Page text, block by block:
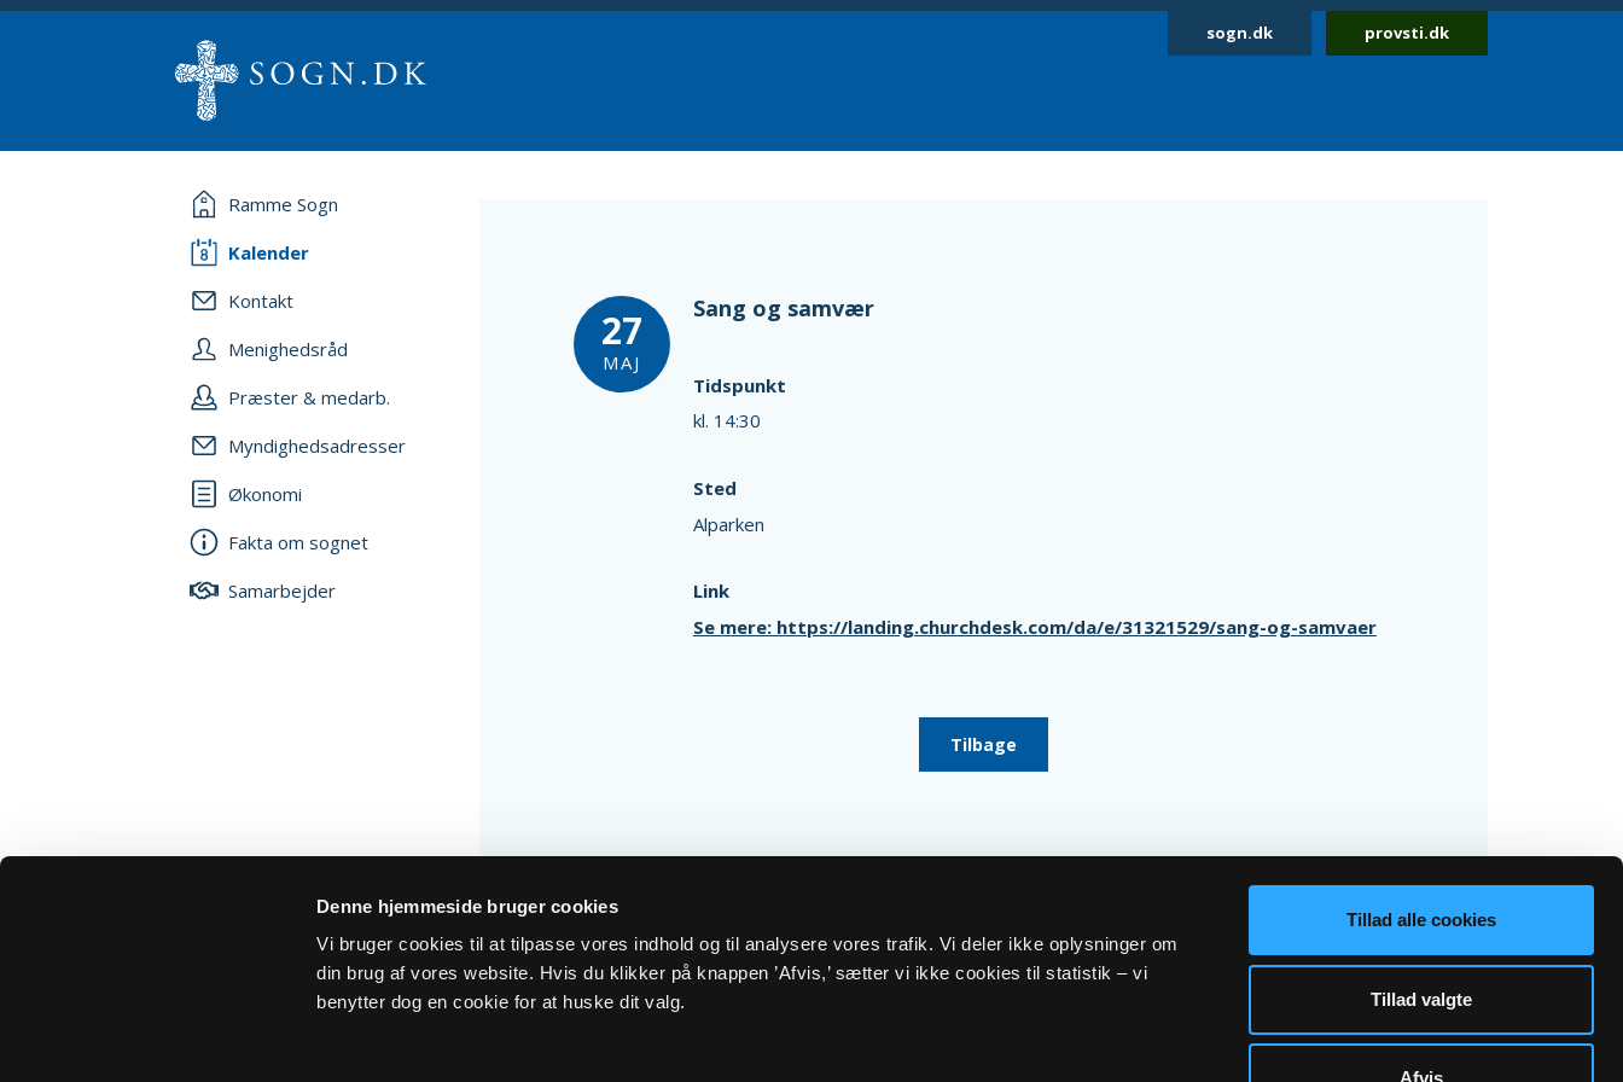
Denne hjemmeside bruger cookies
Vi bruger cookies til at tilpasse vores indhold og til analysere vores trafik. Vi deler ikke oplysninger om
din brug af vores website. Hvis du klikker på knappen ’Afvis,’ sætter vi ikke cookies til statistik – vi
benytter dog en cookie for at huske dit valg.
Tillad alle cookies
Tillad valgte
Afvis
sogn.dk provsti.dk
Ramme Sogn
Kalender
Kontakt
Menighedsråd
Præster & medarb.
Myndighedsadresser
Økonomi
Fakta om sognet
Samarbejder
27
MAJ
Sang og samvær
Tidspunkt
kl. 14:30
Sted
Alparken
Link
Se mere: https://landing.churchdesk.com/da/e/31321529/sang-og-samvaer
Tilbage